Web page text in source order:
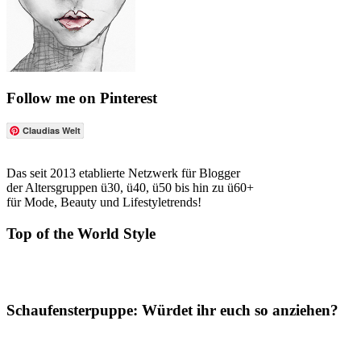
Follow me on Pinterest
Claudias Welt
Das seit 2013 etablierte Netzwerk für Blogger
der Altersgruppen ü30, ü40, ü50 bis hin zu ü60+
für Mode, Beauty und Lifestyletrends!
Top of the World Style
Schaufensterpuppe: Würdet ihr euch so anziehen?